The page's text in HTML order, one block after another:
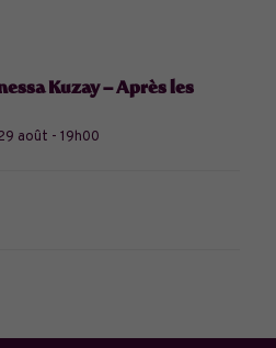
Kuzay – Après les
août - 19h00